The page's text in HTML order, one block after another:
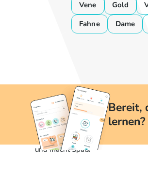
Vene Gold
Fahne
Dame
Bereit,
lernen?
Mit yoDGS ist das Erlernen der
und macht Spaß!